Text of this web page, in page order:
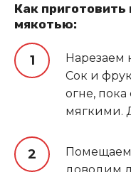
Как
мякотью:
Нарезаем
Сок и
огне, пока
мягкими.
Помещаем